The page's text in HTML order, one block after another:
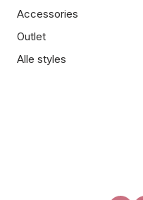
Accessories
Outlet
Alle styles